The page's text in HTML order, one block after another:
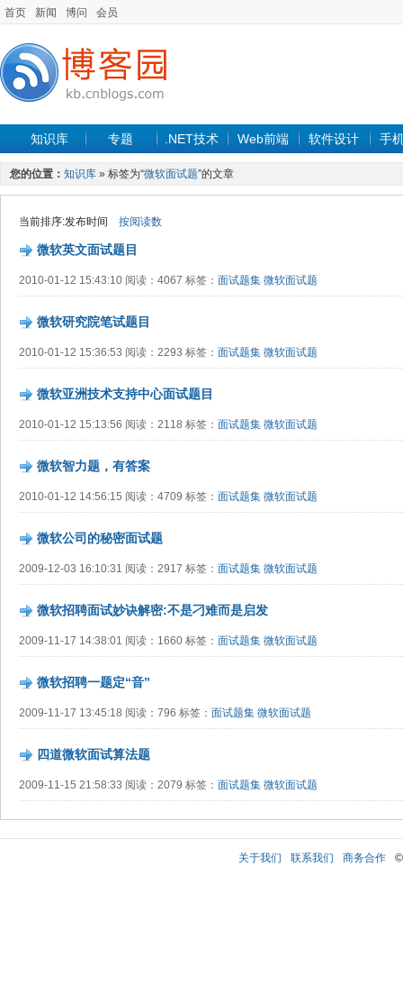
首页 新闻 博问 会员
知识库 专题 .NET技术 Web前端 软件设计 手
您的位置： 知识库 » 标签为“微软面试题”的文章
当前排序:发布时间 按阅读数
微软英文面试题目
2010-01-12 15:43:10 阅读：4067 标签： 面试题集 微软面试题
微软研究院笔试题目
2010-01-12 15:36:53 阅读：2293 标签： 面试题集 微软面试题
微软亚洲技术支持中心面试题目
2010-01-12 15:13:56 阅读：2118 标签： 面试题集 微软面试题
微软智力题，有答案
2010-01-12 14:56:15 阅读：4709 标签： 面试题集 微软面试题
微软公司的秘密面试题
2009-12-03 16:10:31 阅读：2917 标签： 面试题集 微软面试题
微软招聘面试妙诀解密:不是刁难而是启发
2009-11-17 14:38:01 阅读：1660 标签： 面试题集 微软面试题
微软招聘一题定“音”
2009-11-17 13:45:18 阅读：796 标签： 面试题集 微软面试题
四道微软面试算法题
2009-11-15 21:58:33 阅读：2079 标签： 面试题集 微软面试题
关于我们 联系我们 商务合作